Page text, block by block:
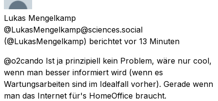
Lukas Mengelkamp
@LukasMengelkamp@sciences.social
(@LukasMengelkamp) berichtet vor 13 Minuten
@o2cando Ist ja prinzipiell kein Problem, wäre nur cool,
wenn man besser informiert wird (wenn es
Wartungsarbeiten sind im Idealfall vorher). Gerade wenn
man das Internet für's HomeOffice braucht.